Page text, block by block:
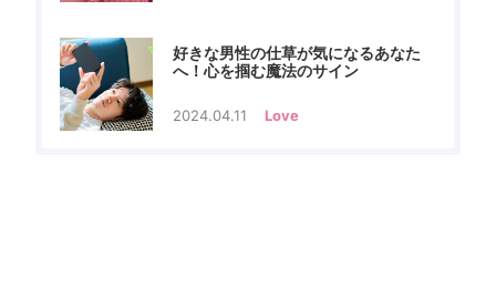
好きな男性の仕草が気になるあなた
へ！心を掴む魔法のサイン
2024.04.11 Love